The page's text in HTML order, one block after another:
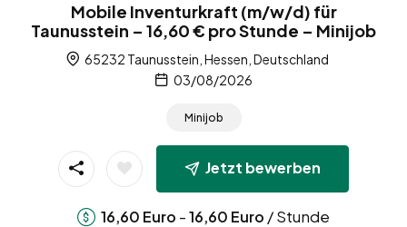
Mobile Inventurkraft (m/w/d) für
Taunusstein – 16,60 € pro Stunde – Minijob
65232 Taunusstein, Hessen, Deutschland
03/08/2026
Minijob
Jetzt bewerben
16,60 Euro -16,60 Euro / Stunde